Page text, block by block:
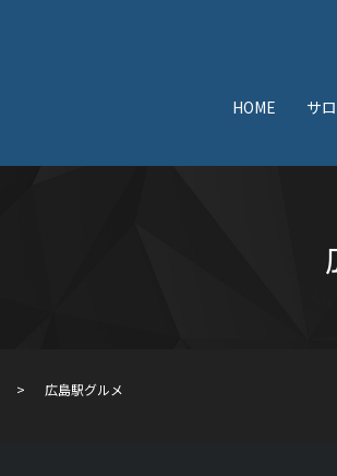
HOME サ
広島駅グルメ